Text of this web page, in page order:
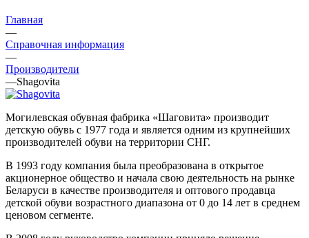
Главная
—
Справочная информация
—
Производители
—Shagovita
Могилевская обувная фабрика «Шаговита» производит
детскую обувь с 1977 года и является одним из крупнейших
производителей обуви на территории СНГ.
В 1993 году компания была преобразована в открытое
акционерное общество и начала свою деятельность на рынке
Беларуси в качестве производителя и оптового продавца
детской обуви возрастного диапазона от 0 до 14 лет в среднем
ценовом сегменте.